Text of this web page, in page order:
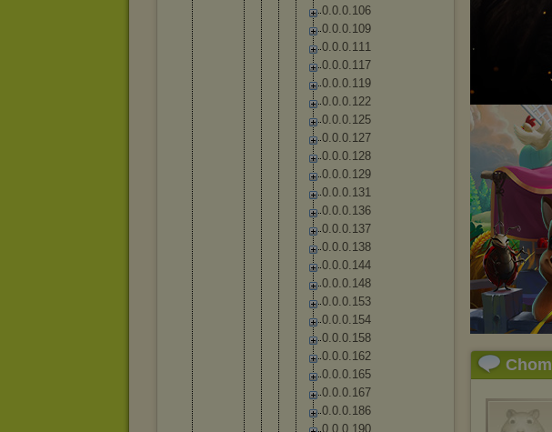
0.0.0.106
0.0.0.109
0.0.0.111
0.0.0.117
0.0.0.119
0.0.0.122
0.0.0.125
0.0.0.127
0.0.0.128
0.0.0.129
0.0.0.131
0.0.0.136
0.0.0.137
0.0.0.138
0.0.0.144
0.0.0.148
0.0.0.153
0.0.0.154
0.0.0.158
0.0.0.162
0.0.0.165
0.0.0.167
0.0.0.186
0.0.0.190